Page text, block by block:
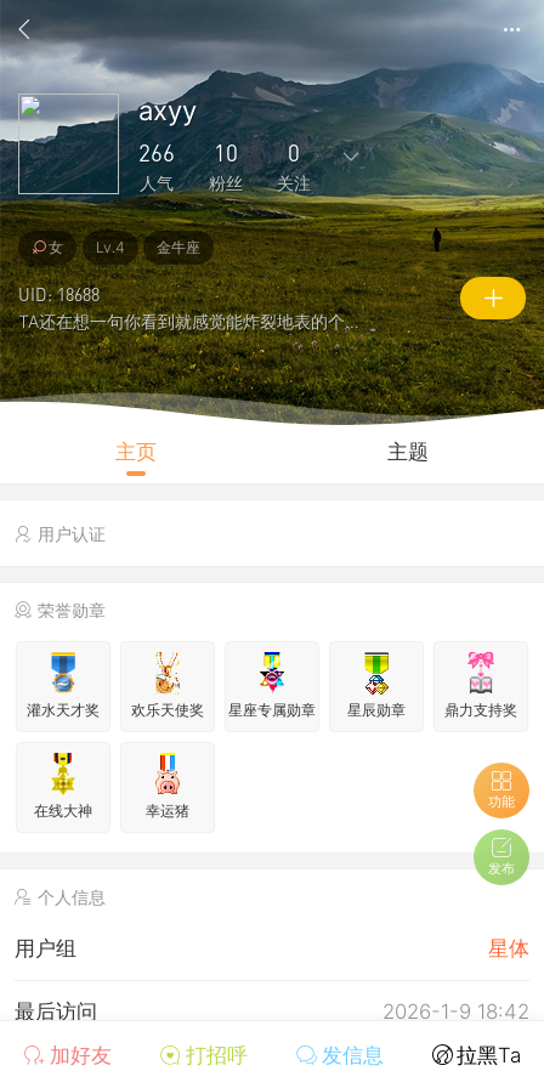
加好友 打招呼 发信息 拉黑Ta
axyy
266
人气
10
粉丝
0
关注
5
主题
49
回复
1
好友
10
粉丝
0
关注
0
说说
266
人气
1843
积分
女 Lv.4 金牛座
UID: 18688
TA还在想一句你看到就感觉能炸裂地表的个性签名
主页 主题
用户认证
荣誉勋章
灌水天才奖 欢乐天使奖 星座专属勋章 星辰勋章 鼎力支持奖
在线大神 幸运猪
个人信息
用户组 星体
2026-1-9 18:42
最后访问
2026-1-9 18:42
上次活动时间
功能
发布